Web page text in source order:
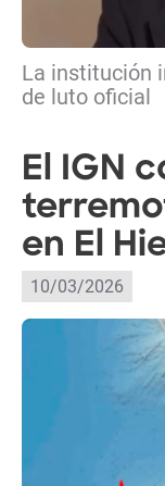
La institución
de luto oficial
El IGN
en El
10/03/2026